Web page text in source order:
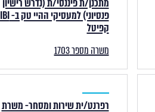
מתכנן/ת פיננסי/ת (נדרש רישיון
פנסיוני) למעסיקי ההיי טק ב- IBI
קפיטל
משרה מספר 1703
רפרנט/ית שירות ומסחר- משרת